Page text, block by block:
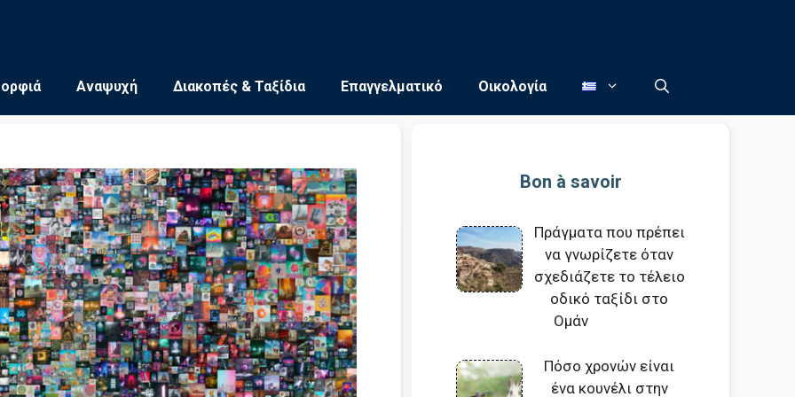
Αναψυχή Διακοπές & Ταξίδια Επαγγελματικό Οικολογία
Bon à savoir
Πράγματα που πρέπει
να γνωρίζετε όταν
σχεδιάζετε το τέλειο
οδικό ταξίδι στο
Ομάν
Πόσο χρονών είναι
ένα κουνέλι στην